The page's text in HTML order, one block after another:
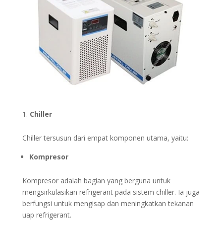
Chiller
Chiller tersusun dari empat komponen utama, yaitu:
Kompresor
Kompresor adalah bagian yang berguna untuk
mengsirkulasikan refrigerant pada sistem chiller. Ia juga
berfungsi untuk mengisap dan meningkatkan tekanan
uap refrigerant.